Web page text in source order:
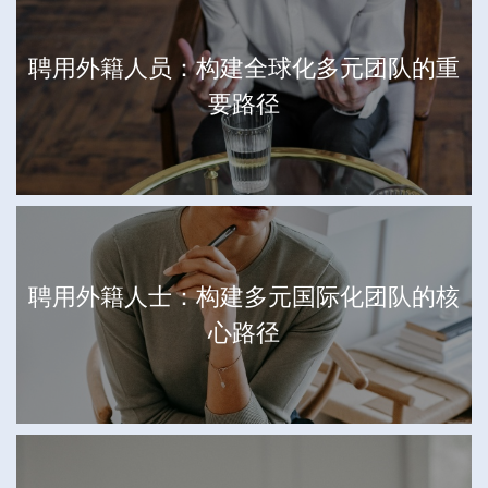
聘用外籍人员：构建全球化多元团队的重
要路径
聘用外籍人士：构建多元国际化团队的核
心路径